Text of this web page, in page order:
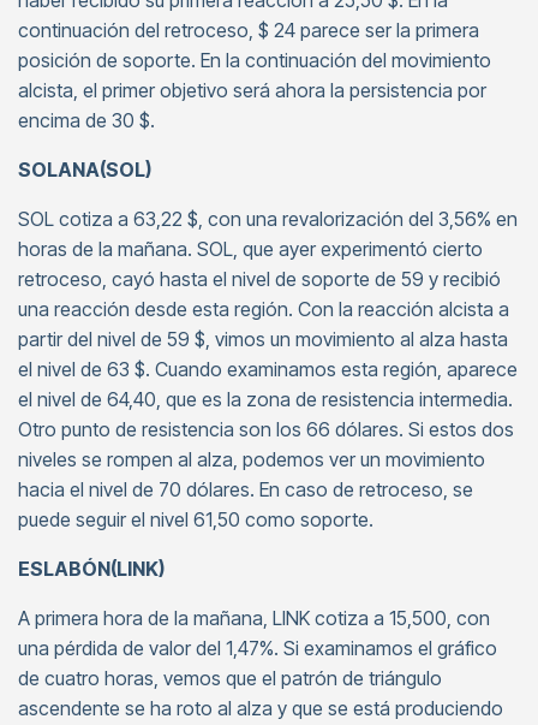
continuación del retroceso, $ 24 parece ser la primera
posición de soporte. En la continuación del movimiento
alcista, el primer objetivo será ahora la persistencia por
encima de 30 $.
SOLANA(SOL)
SOL cotiza a 63,22 $, con una revalorización del 3,56% en
horas de la mañana. SOL, que ayer experimentó cierto
retroceso, cayó hasta el nivel de soporte de 59 y recibió
una reacción desde esta región. Con la reacción alcista a
partir del nivel de 59 $, vimos un movimiento al alza hasta
el nivel de 63 $. Cuando examinamos esta región, aparece
el nivel de 64,40, que es la zona de resistencia intermedia.
Otro punto de resistencia son los 66 dólares. Si estos dos
niveles se rompen al alza, podemos ver un movimiento
hacia el nivel de 70 dólares. En caso de retroceso, se
puede seguir el nivel 61,50 como soporte.
ESLABÓN(LINK)
A primera hora de la mañana, LINK cotiza a 15,500, con
una pérdida de valor del 1,47%. Si examinamos el gráfico
de cuatro horas, vemos que el patrón de triángulo
ascendente se ha roto al alza y que se está produciendo